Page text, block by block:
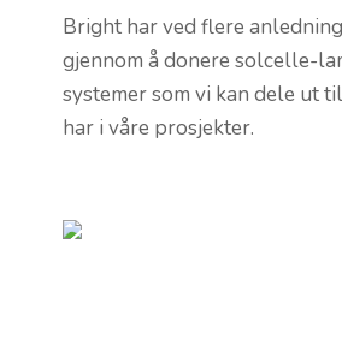
Bright har ved flere
gjennom å donere solcelle-
systemer som vi kan dele ut
har i våre prosjekter.